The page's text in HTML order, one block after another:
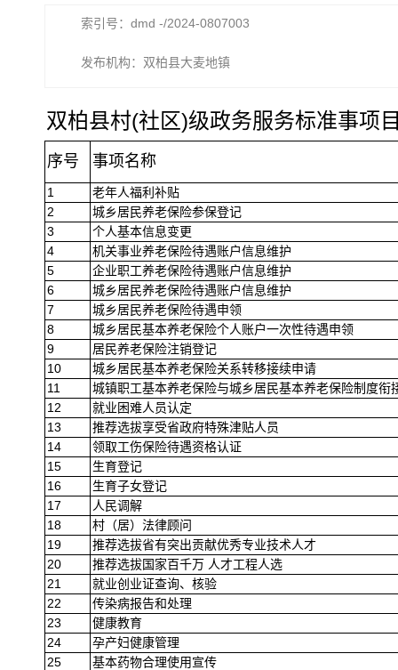
索引号：dmd -/2024-0807003
发布机构：双柏县大麦地镇
双柏县村(社区)级政务服务标准事项
序号 事项名称
1 老年人福利补贴
2 城乡居民养老保险参保登记
3 个人基本信息变更
4 机关事业养老保险待遇账户信息维护
5 企业职工养老保险待遇账户信息维护
6 城乡居民养老保险待遇账户信息维护
7 城乡居民养老保险待遇申领
8 城乡居民基本养老保险个人账户一次性待遇申领
9 居民养老保险注销登记
10 城乡居民基本养老保险关系转移接续申请
11 城镇职工基本养老保险与城乡居民基本养老保险制度衔
12 就业困难人员认定
13 推荐选拔享受省政府特殊津贴人员
14 领取工伤保险待遇资格认证
15 生育登记
16 生育子女登记
17 人民调解
18 村（居）法律顾问
19 推荐选拔省有突出贡献优秀专业技术人才
20 推荐选拔国家百千万 人才工程人选
21 就业创业证查询、核验
22 传染病报告和处理
23 健康教育
24 孕产妇健康管理
25 基本药物合理使用宣传